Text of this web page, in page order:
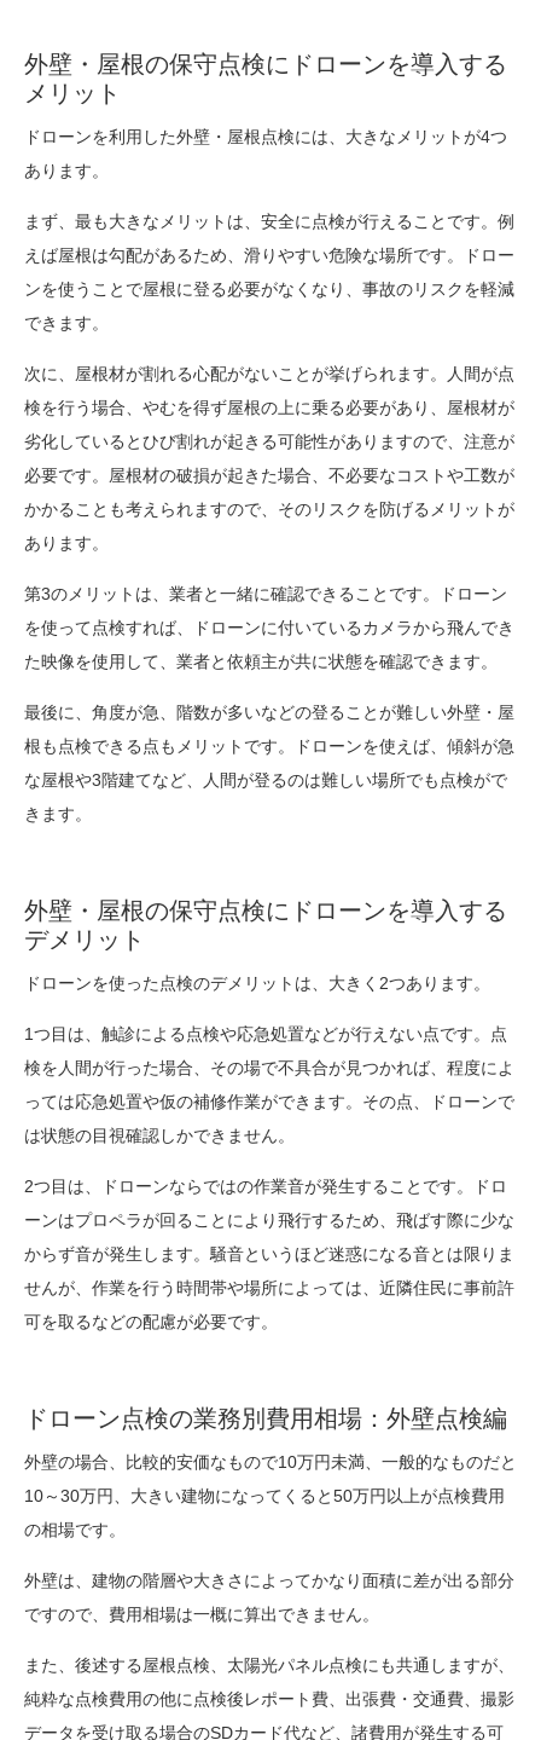
外壁・屋根の保守点検にドローンを導入する
メリット
ドローンを利用した外壁・屋根点検には、大きなメリットが4つ
あります。
まず、最も大きなメリットは、安全に点検が行えることです。例
えば屋根は勾配があるため、滑りやすい危険な場所です。ドロー
ンを使うことで屋根に登る必要がなくなり、事故のリスクを軽減
できます。
次に、屋根材が割れる心配がないことが挙げられます。人間が点
検を行う場合、やむを得ず屋根の上に乗る必要があり、屋根材が
劣化しているとひび割れが起きる可能性がありますので、注意が
必要です。屋根材の破損が起きた場合、不必要なコストや工数が
かかることも考えられますので、そのリスクを防げるメリットが
あります。
第3のメリットは、業者と一緒に確認できることです。ドローン
を使って点検すれば、ドローンに付いているカメラから飛んでき
た映像を使用して、業者と依頼主が共に状態を確認できます。
最後に、角度が急、階数が多いなどの登ることが難しい外壁・屋
根も点検できる点もメリットです。ドローンを使えば、傾斜が急
な屋根や3階建てなど、人間が登るのは難しい場所でも点検がで
きます。
外壁・屋根の保守点検にドローンを導入する
デメリット
ドローンを使った点検のデメリットは、大きく2つあります。
1つ目は、触診による点検や応急処置などが行えない点です。点
検を人間が行った場合、その場で不具合が見つかれば、程度によ
っては応急処置や仮の補修作業ができます。その点、ドローンで
は状態の目視確認しかできません。
2つ目は、ドローンならではの作業音が発生することです。ドロ
ーンはプロペラが回ることにより飛行するため、飛ばす際に少な
からず音が発生します。騒音というほど迷惑になる音とは限りま
せんが、作業を行う時間帯や場所によっては、近隣住民に事前許
可を取るなどの配慮が必要です。
ドローン点検の業務別費用相場：外壁点検編
外壁の場合、比較的安価なもので10万円未満、一般的なものだと
10～30万円、大きい建物になってくると50万円以上が点検費用
の相場です。
外壁は、建物の階層や大きさによってかなり面積に差が出る部分
ですので、費用相場は一概に算出できません。
また、後述する屋根点検、太陽光パネル点検にも共通しますが、
純粋な点検費用の他に点検後レポート費、出張費・交通費、撮影
データを受け取る場合のSDカード代など、諸費用が発生する可